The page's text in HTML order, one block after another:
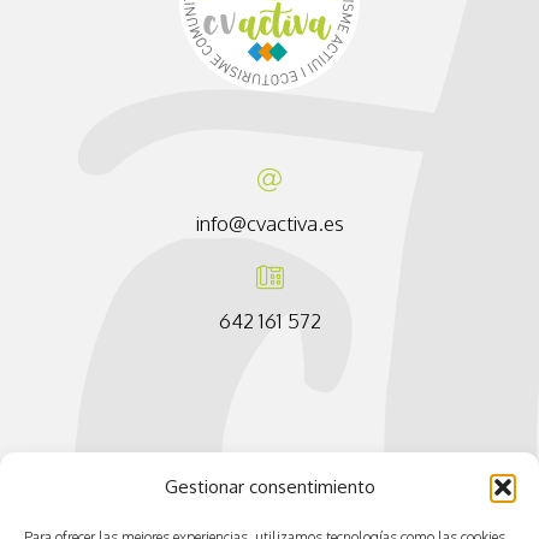
Gestionar consentimiento
info@cvactiva.es
642 161 572